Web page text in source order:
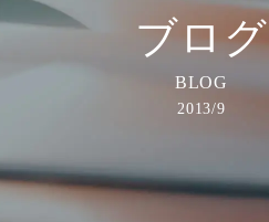
ブログ
BLOG
2013/9